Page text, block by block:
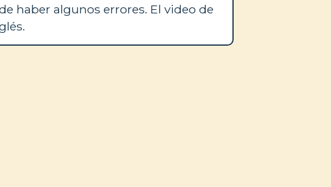
haber algunos errores. El video de